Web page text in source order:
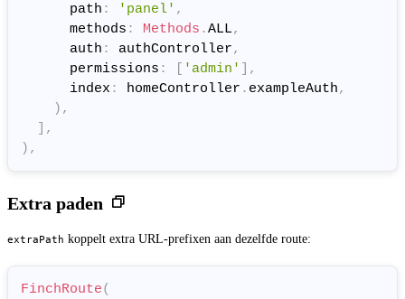
      path
: 'panel' ,
      methods
: Methods .ALL,
      auth
: authController,
      permissions
: [ 'admin' ] ,
      index
: homeController . exampleAuth,
) ,
] ,
) ,
Extra paden
extraPath koppelt extra URL-prefixen aan dezelfde route:
FinchRoute(